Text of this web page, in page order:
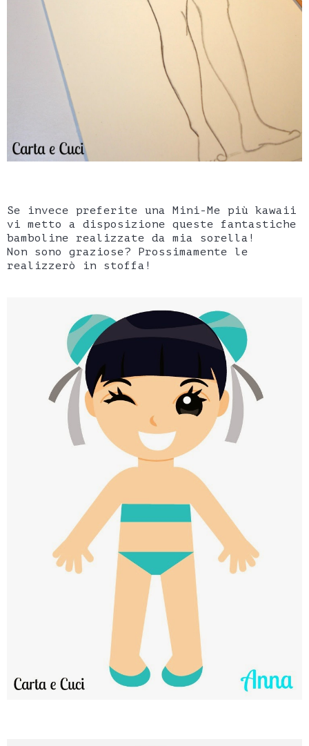
Se invece preferite una Mini-Me più kawaii
vi metto a disposizione queste fantastiche
bamboline realizzate da mia sorella!
Non sono graziose? Prossimamente le
realizzerò in stoffa!